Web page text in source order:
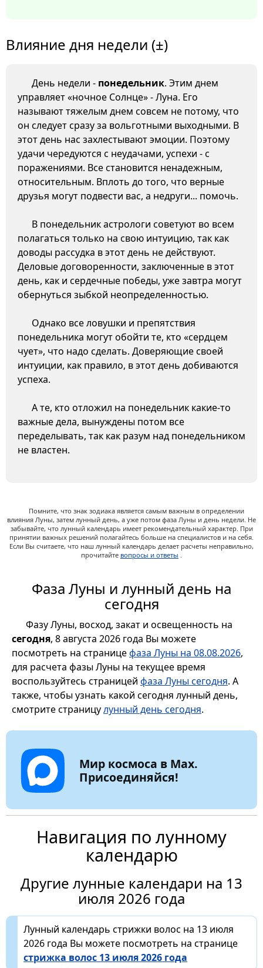
Влияние дня недели (±)
День недели - понедельник. Этим днем
управляет «ночное Солнце» - Луна. Его
называют тяжелым днем совсем не потому, что
он следует сразу за вольготными выходными. В
этот день нас захлестывают эмоции. Поэтому
удачи чередуются с неудачами, успехи - с
поражениями. Все становится ненадежным,
относительным. Вплоть до того, что верные
друзья могут подвести вас, а недруги... помочь.
В понедельник астрологи советуют во всем
полагаться только на свою интуицию, так как
доводы рассудка в этот день не действуют.
Деловые договоренности, заключенные в этот
день, как и сердечные победы, уже завтра могут
обернуться зыбкой неопределенностью.
Однако все ловушки и препятствия
понедельника могут обойти те, кто «сердцем
чует», что надо сделать. Доверяющие своей
интуиции, как правило, в этот день добиваются
успеха.
А те, кто отложил на понедельник какие-то
важные дела, вынуждены потом все
переделывать, так как разум над понедельником
не властен.
Помните, что знак зодиака является самым важным в определении
влияния Луны, затем лунный день, а уже потом фаза Луны и день недели. Не
забывайте, что лунный календарь имеет рекомендательный характер. При
принятии важных решений полагайтесь больше на специалистов и на себя.
Если Вы считаете, что наш лунный календарь делает расчеты неправильно,
прочитайте вопросы и ответы .
Фаза Луны и лунный день на
сегодня
Фазу Луны, восход, закат и освещенность на
сегодня, 8 августа 2026 года Вы можете
посмотреть на страницефаза Луны на 08.08.2026,
для расчета фазы Луны на текущее время
воспользуйтесь страницей фаза Луны сегодня. А
также, чтобы узнать какой сегодня лунный день,
смотрите страницулунный день сегодня.
Мир космоса в Max.
Присоединяйся!
Навигация по лунному
календарю
Другие лунные календари на 13
июля 2026 года
Лунный календарь стрижки волос на 13 июля
2026 года Вы можете посмотреть на странице
стрижка волос 13 июля 2026 года